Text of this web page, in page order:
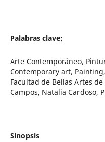
Palabras clave:
Arte Contemporáneo,
Contemporary art,
Facultad de Bellas Artes
Campos, Natalia Cardoso,
Sinopsis